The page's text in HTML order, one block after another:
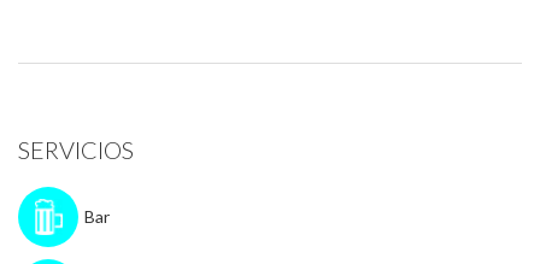
SERVICIOS
Bar